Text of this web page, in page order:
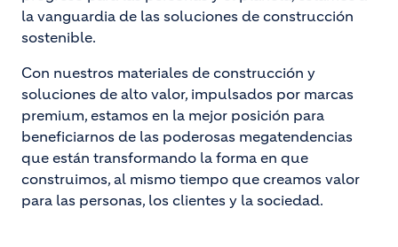
la vanguardia de las soluciones de construcción
sostenible.
Con nuestros materiales de construcción y
soluciones de alto valor, impulsados por marcas
premium, estamos en la mejor posición para
beneficiarnos de las poderosas megatendencias
que están transformando la forma en que
construimos, al mismo tiempo que creamos valor
para las personas, los clientes y la sociedad.